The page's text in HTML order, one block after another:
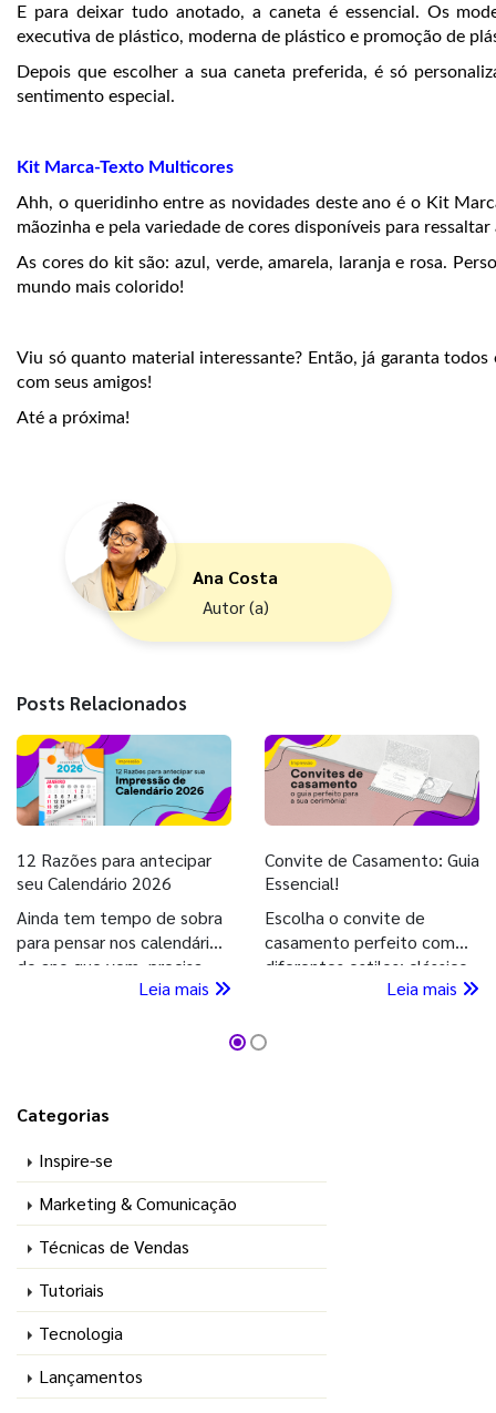
E para deixar tudo anotado, a caneta é essencial. Os
executiva de plástico, moderna de plástico e promoção de
Depois que escolher a sua caneta preferida, é só
sentimento especial.
Kit Marca-Texto Multicores
Ahh, o queridinho entre as novidades deste ano é o Kit
mãozinha e pela variedade de cores disponíveis para
As cores do kit são: azul, verde, amarela, laranja e rosa.
mundo mais colorido!
Viu só quanto material interessante? Então, já garanta
com seus amigos!
Até a próxima!
Ana Costa
Autor (a)
Posts Relacionados
12 Razões para antecipar
seu Calendário 2026
Ainda tem tempo de sobra
para pensar nos calendários
do ano que vem, precisa
entender a vantagem de
Leia mais
Convite de Casamento: Guia
Essencial!
Escolha o convite de
casamento perfeito com
diferentes estilos: clássico,
moderno, romântico e mais.
mais especial com nossa
Leia mais
Categorias
Inspire-se
Marketing & Comunicação
Técnicas de Vendas
Tutoriais
Tecnologia
Lançamentos